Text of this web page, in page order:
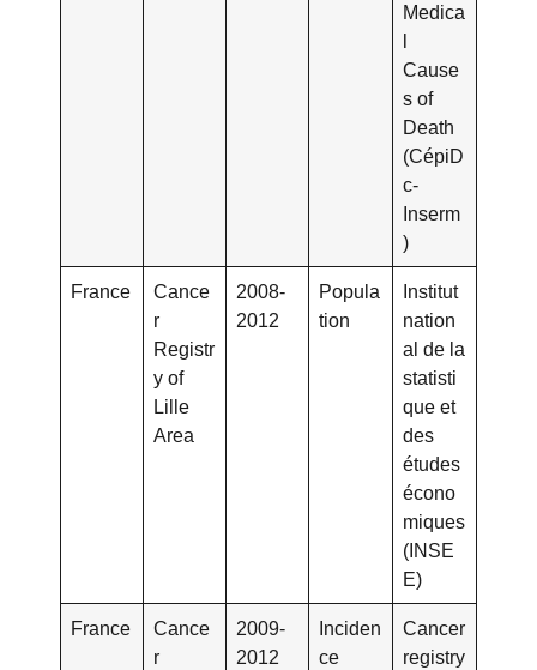
Medica
Cause
s of
Death
(CépiD
c-
Inserm
)
France
Cance
r
Registr
y of
Lille
Area
2008-
2012
Popula
tion
Institut
nation
al de la
statisti
que et
des
études
écono
miques
(INSE
E)
France
Cance
r
2009-
2012
Inciden
ce
Cancer
registry